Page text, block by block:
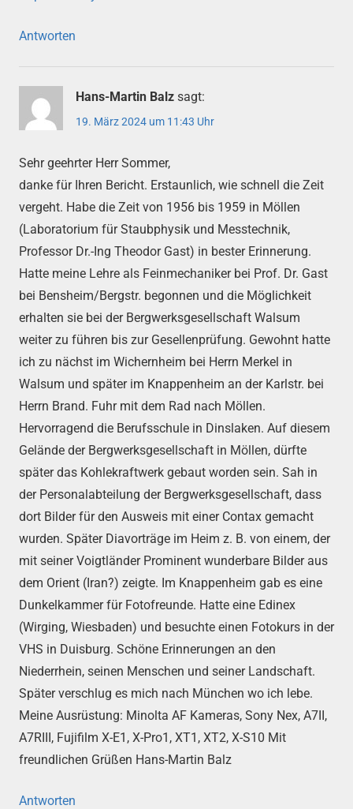
Antworten
Hans-Martin Balz sagt:
19. März 2024 um 11:43 Uhr
Sehr geehrter Herr Sommer,
danke für Ihren Bericht. Erstaunlich, wie schnell die Zeit
vergeht. Habe die Zeit von 1956 bis 1959 in Möllen
(Laboratorium für Staubphysik und Messtechnik,
Professor Dr.-Ing Theodor Gast) in bester Erinnerung.
Hatte meine Lehre als Feinmechaniker bei Prof. Dr. Gast
bei Bensheim/Bergstr. begonnen und die Möglichkeit
erhalten sie bei der Bergwerksgesellschaft Walsum
weiter zu führen bis zur Gesellenprüfung. Gewohnt hatte
ich zu nächst im Wichernheim bei Herrn Merkel in
Walsum und später im Knappenheim an der Karlstr. bei
Herrn Brand. Fuhr mit dem Rad nach Möllen.
Hervorragend die Berufsschule in Dinslaken. Auf diesem
Gelände der Bergwerksgesellschaft in Möllen, dürfte
später das Kohlekraftwerk gebaut worden sein. Sah in
der Personalabteilung der Bergwerksgesellschaft, dass
dort Bilder für den Ausweis mit einer Contax gemacht
wurden. Später Diavorträge im Heim z. B. von einem, der
mit seiner Voigtländer Prominent wunderbare Bilder aus
dem Orient (Iran?) zeigte. Im Knappenheim gab es eine
Dunkelkammer für Fotofreunde. Hatte eine Edinex
(Wirging, Wiesbaden) und besuchte einen Fotokurs in der
VHS in Duisburg. Schöne Erinnerungen an den
Niederrhein, seinen Menschen und seiner Landschaft.
Später verschlug es mich nach München wo ich lebe.
Meine Ausrüstung: Minolta AF Kameras, Sony Nex, A7II,
A7RIII, Fujifilm X-E1, X-Pro1, XT1, XT2, X-S10 Mit
freundlichen Grüßen Hans-Martin Balz
Antworten